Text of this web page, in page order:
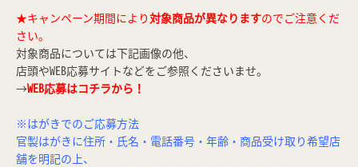
★キャンペーン期間により対象商品が異なりますのでご注意くだ
さい。
対象商品については下記画像の他、
店頭やWEB応募サイトなどをご参照くださいませ。
→WEB応募はコチラから！
※はがきでのご応募方法
官製はがきに住所・氏名・電話番号・年齢・商品受け取り希望店
舗を明記の上、